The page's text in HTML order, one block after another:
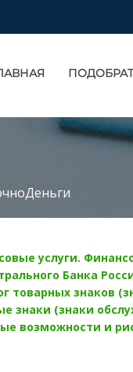
услуги.
Банка
товарных знаков
знаки (знаки
возможности и